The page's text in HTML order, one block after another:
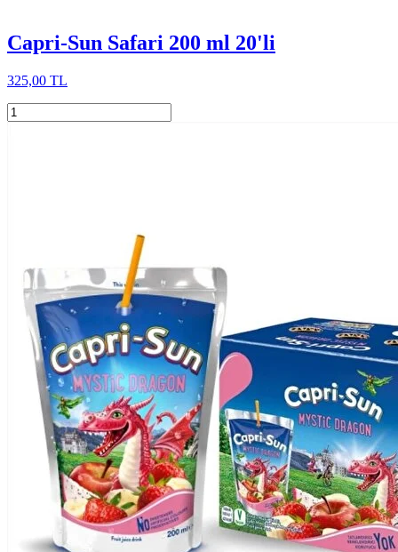
Capri-Sun Safari 200 ml 20'li
325,00 TL